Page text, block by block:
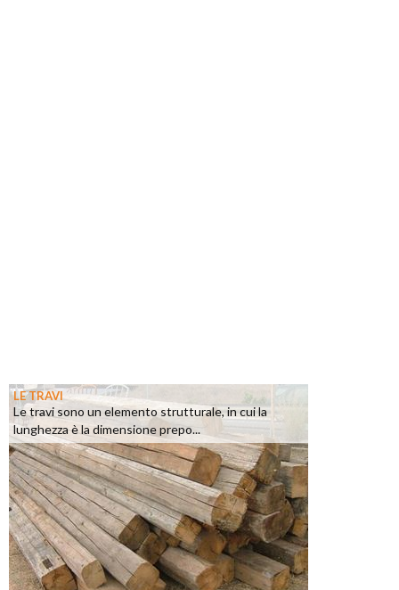
LE TRAVI
Le travi sono un elemento strutturale, in cui la
lunghezza è la dimensione prepo...